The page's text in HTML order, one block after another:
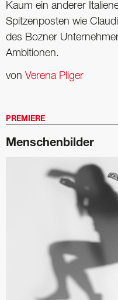
Kaum ein anderer
Spitzenposten wie
des Bozner
Ambitionen.
von Verena Pliger
PREMIERE
Menschenbilder